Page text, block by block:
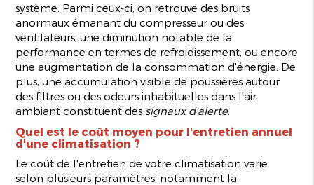
système. Parmi ceux-ci, on retrouve des bruits
anormaux émanant du compresseur ou des
ventilateurs, une diminution notable de la
performance en termes de refroidissement, ou encore
une augmentation de la consommation d'énergie. De
plus, une accumulation visible de poussières autour
des filtres ou des odeurs inhabituelles dans l'air
ambiant constituent des signaux d'alerte.
Quel est le coût moyen pour l'entretien annuel
d'une climatisation ?
Le coût de l'entretien de votre climatisation varie
selon plusieurs paramètres, notamment la